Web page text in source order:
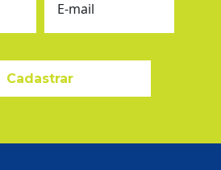
E-mail
Cadastrar